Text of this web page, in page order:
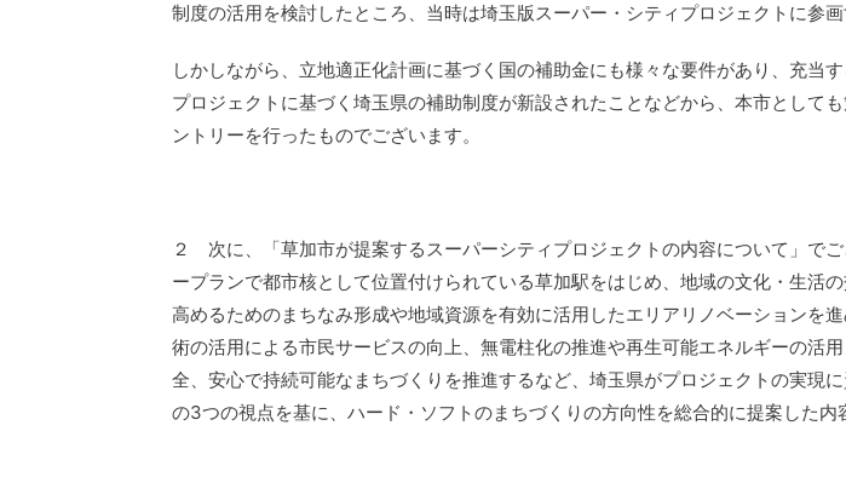
制度の活用を検討したところ、当時は埼玉版スーパー・シティプロジェクトに参
しかしながら、立地適正化計画に基づく国の補助金にも様々な要件があり、充当
プロジェクトに基づく埼玉県の補助制度が新設されたことなどから、本市として
ントリーを行ったものでございます。
２ 次に、「草加市が提案するスーパーシティプロジェクトの内容について」で
ープランで都市核として位置付けられている草加駅をはじめ、地域の文化・生活
高めるためのまちなみ形成や地域資源を有効に活用したエリアリノベーションを
術の活用による市民サービスの向上、無電柱化の推進や再生可能エネルギーの活
全、安心で持続可能なまちづくりを推進するなど、埼玉県がプロジェクトの実現
の3つの視点を基に、ハード・ソフトのまちづくりの方向性を総合的に提案した内